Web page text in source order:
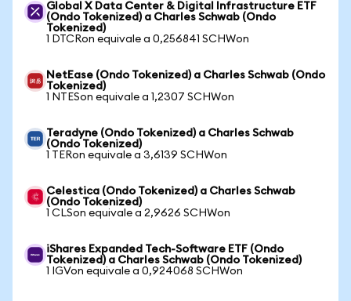
Global X Data Center & Digital Infrastructure ETF
(Ondo Tokenized) a Charles Schwab (Ondo
Tokenized)
1 DTCRon equivale a 0,256841 SCHWon
NetEase (Ondo Tokenized) a Charles Schwab (Ondo
Tokenized)
1 NTESon equivale a 1,2307 SCHWon
Teradyne (Ondo Tokenized) a Charles Schwab
(Ondo Tokenized)
1 TERon equivale a 3,6139 SCHWon
Celestica (Ondo Tokenized) a Charles Schwab
(Ondo Tokenized)
1 CLSon equivale a 2,9626 SCHWon
iShares Expanded Tech-Software ETF (Ondo
Tokenized) a Charles Schwab (Ondo Tokenized)
1 IGVon equivale a 0,924068 SCHWon